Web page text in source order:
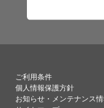
ご利用条件
個人情報保護方針
お知らせ・メンテナンス